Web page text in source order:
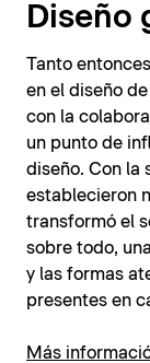
Diseño
Tanto
en el diseño
con la
un punto de
diseño. Con la
establecieron
transformó el
sobre todo,
y las formas
presentes en
Más